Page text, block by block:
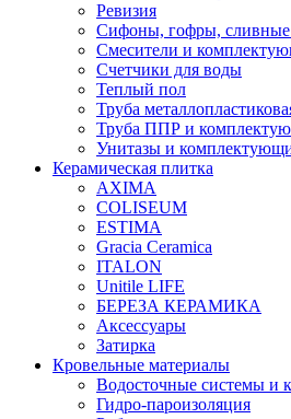
Ревизия
Сифоны, гофры, сливные
Смесители и
Счетчики для воды
Теплый пол
Труба
Труба ППР и
Унитазы и
Керамическая плитка
AXIMA
COLISEUM
ESTIMA
Gracia Ceramica
ITALON
Unitile LIFE
БЕРЕЗА КЕРАМИКА
Аксессуары
Затирка
Кровельные материалы
Водосточные системы и
Гидро-пароизоляция